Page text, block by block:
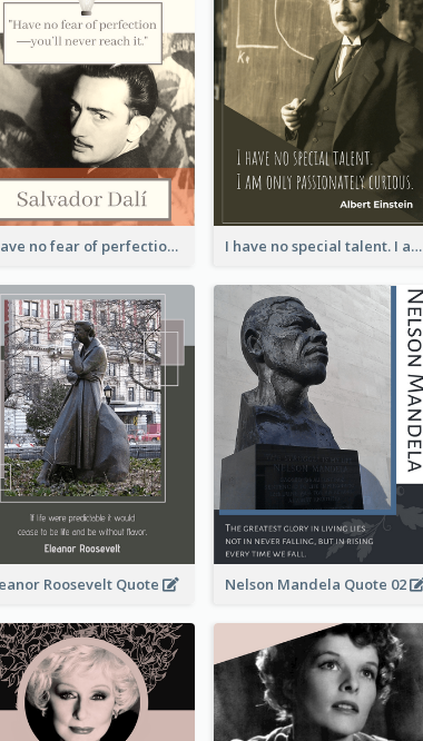
"Have no fear of perfection―you’ll never reach it."―Salvador Dali I have no special talent. I am only passionately curious. - Albert Einstein
Roosevelt Quote Nelson Mandela Quote 02